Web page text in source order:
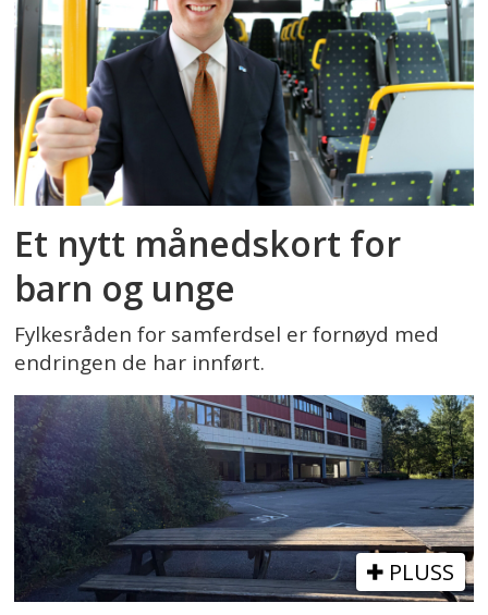
Et nytt månedskort for
barn og unge
Fylkesråden for samferdsel er fornøyd med
endringen de har innført.
PLUSS